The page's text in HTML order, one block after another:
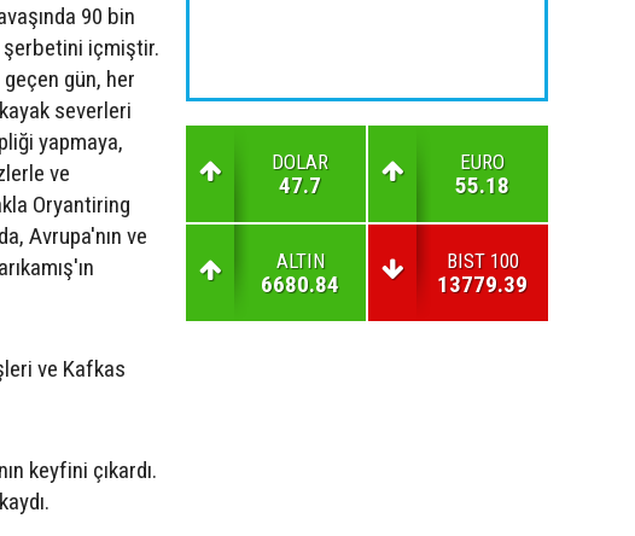
90 bin
şerbetini içmiştir.
gün, her
severleri
yapmaya,
ve
Oryantiring
Avrupa'nın ve
ve Kafkas
keyfini çıkardı.
DOLAR
47.7
EURO
55.18
ALTIN
6680.84
BIST 100
13779.39